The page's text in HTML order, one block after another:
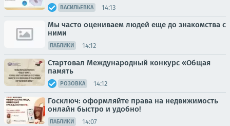
ВАСИЛЬЕВКА 14:13
Мы часто оцениваем людей еще до знакомства с
ними
ПАБЛИКИ 14:12
Стартовал Международный конкурс «Общая
память
РОЗОВКА 14:12
Госключ: оформляйте права на недвижимость
онлайн быстро и удобно!
ПАБЛИКИ 14:07